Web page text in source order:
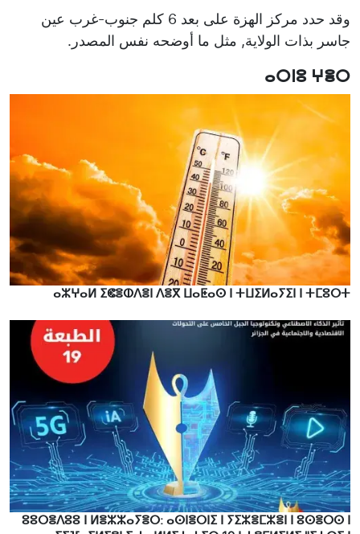
وقد حدد مركز الهزة على بعد 6 كلم جنوب-غرب عين
جاسر بذات الولاية, مثل ما أوضحه نفس المصدر.
ⴰⵔⵏⵓ ⵖⴻⵔ
ⴰⵣⵖⴰⵍ ⵉⵞⴻⵀⴷⴻⵏ ⴷⴻⴳ ⵡⴰⵟⴰⵙ ⵏ ⵜⵡⵉⵍⴰⵢⵉⵏ ⵏ ⵜⵎⵓⵔⵜ
ⵓⵓⵔⴻⴷⵓⵓ ⵏ ⵍⴻⵣⵣⴰⵢⴻⵔ: ⴰⵙⵏⴻⵔⵏⵉ ⵏ ⵢⵉⵣⴻⵎⵣⴻⵏ ⵏ ⵓⵙⴻⵔⵙ ⵏ